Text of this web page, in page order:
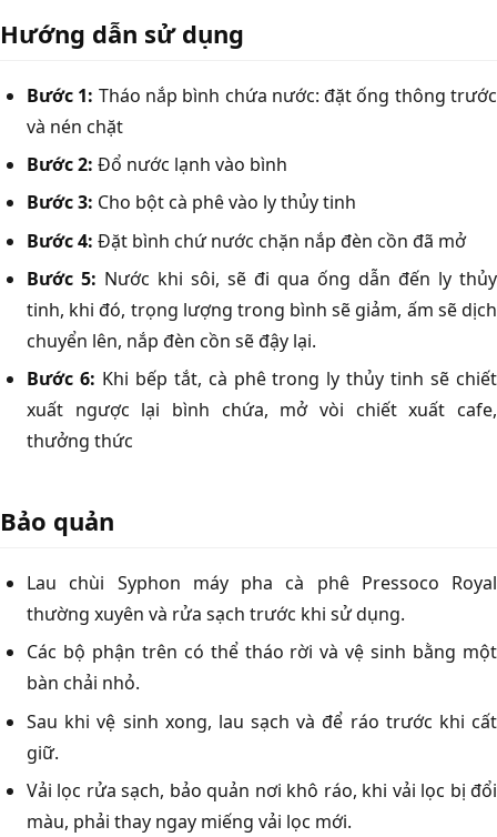
Hướng dẫn sử dụng
Bước 1: Tháo nắp bình chứa nước: đặt ống thông trước
và nén chặt
Bước 2: Đổ nước lạnh vào bình
Bước 3: Cho bột cà phê vào ly thủy tinh
Bước 4: Đặt bình chứ nước chặn nắp đèn cồn đã mở
Bước 5: Nước khi sôi, sẽ đi qua ống dẫn đến ly thủy
tinh, khi đó, trọng lượng trong bình sẽ giảm, ấm sẽ dịch
chuyển lên, nắp đèn cồn sẽ đậy lại.
Bước 6: Khi bếp tắt, cà phê trong ly thủy tinh sẽ chiết
xuất ngược lại bình chứa, mở vòi chiết xuất cafe,
thưởng thức
Bảo quản
Lau chùi Syphon máy pha cà phê Pressoco Royal
thường xuyên và rửa sạch trước khi sử dụng.
Các bộ phận trên có thể tháo rời và vệ sinh bằng một
bàn chải nhỏ.
Sau khi vệ sinh xong, lau sạch và để ráo trước khi cất
giữ.
Vải lọc rửa sạch, bảo quản nơi khô ráo, khi vải lọc bị đổi
màu, phải thay ngay miếng vải lọc mới.